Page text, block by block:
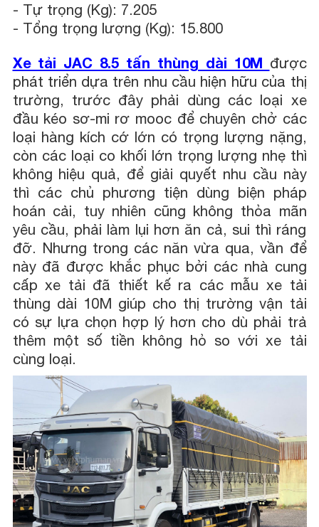
- Tự trọng (Kg): 7.205
- Tổng trọng lượng (Kg): 15.800
Xe tải JAC 8.5 tấn thùng dài 10M được
phát triển dựa trên nhu cầu hiện hữu của thị
trường, trước đây phải dùng các loại xe
đầu kéo sơ-mi rơ mooc để chuyên chở các
loại hàng kích cớ lớn có trọng lượng nặng,
còn các loại co khối lớn trọng lượng nhẹ thì
không hiệu quả, để giải quyết nhu cầu này
thì các chủ phương tiện dùng biện pháp
hoán cải, tuy nhiên cũng không thỏa mãn
yêu cầu, phải làm lụi hơn ăn cả, sui thì ráng
đỡ. Nhưng trong các năn vừa qua, vần để
này đã được khắc phục bởi các nhà cung
cấp xe tải đã thiết kế ra các mẫu xe tải
thùng dài 10M giúp cho thị trường vận tải
có sự lựa chọn hợp lý hơn cho dù phải trả
thêm một số tiền không hỏ so với xe tải
cùng loại.